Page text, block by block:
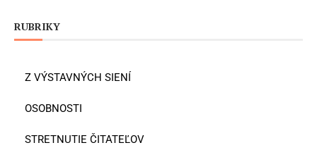
RUBRIKY
Z VÝSTAVNÝCH SIENÍ
OSOBNOSTI
STRETNUTIE ČITATEĽOV